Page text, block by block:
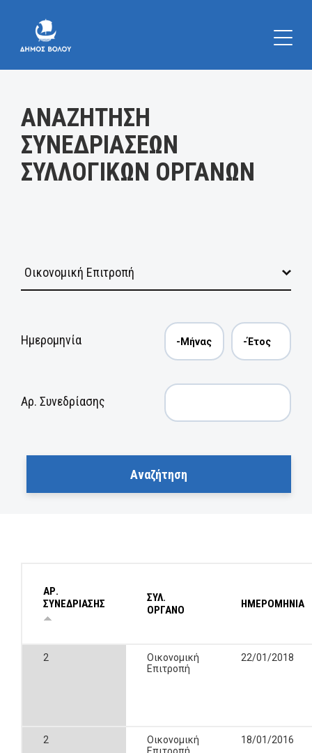
ΑΝΑΖΗΤΗΣΗ
ΣΥΝΕΔΡΙΑΣΕΩΝ
ΣΥΛΛΟΓΙΚΩΝ ΟΡΓΑΝΩΝ
Ημερομηνία
Αρ. Συνεδρίασης
ΑΡ.
ΣΥΝΕΔΡΙΑΣΗΣ
ΣΥΛ.
ΟΡΓΑΝΟ
ΗΜΕΡΟΜΗΝΙΑ
2
Οικονομική
Επιτροπή
22/01/2018
2
Οικονομική
18/01/2016